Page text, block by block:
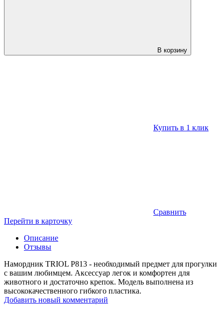
В корзину
Купить в 1 клик
Сравнить
Перейти в карточку
Описание
Отзывы
Намордник TRIOL Р813 - необходимый предмет для прогулки
с вашим любимцем. Аксессуар легок и комфортен для
животного и достаточно крепок. Модель выполнена из
высококачественного гибкого пластика.
Добавить новый комментарий